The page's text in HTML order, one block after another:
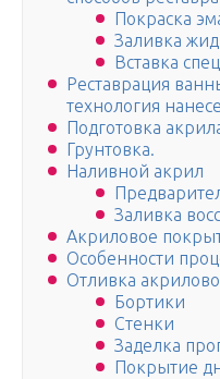
Покраска
Заливка
Вставка
Реставрация
технология
Подготовка
Грунтовка.
Наливной акрил
Заливка
Акриловое
Особенности
Отливка
Бортики
Стенки
Заделка
Покрытие